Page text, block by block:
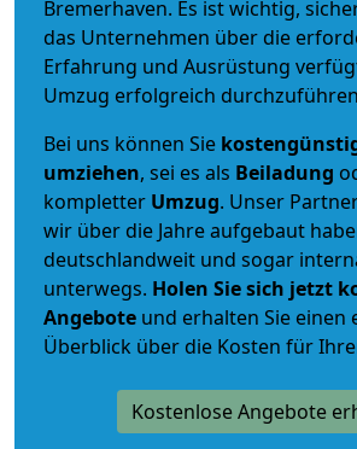
Bremerhaven. Es ist wichtig,
das Unternehmen über die
Erfahrung und Ausrüstung
Umzug erfolgreich
Bei uns können Sie
umziehen, sei es als Beiladung
kompletter Umzug. Unser
wir über die Jahre aufgebaut
deutschlandweit und sogar
unterwegs. Holen Sie sich jetzt
Angebote und erhalten Sie einen
Überblick über die Kosten für
Kostenlose Angebote